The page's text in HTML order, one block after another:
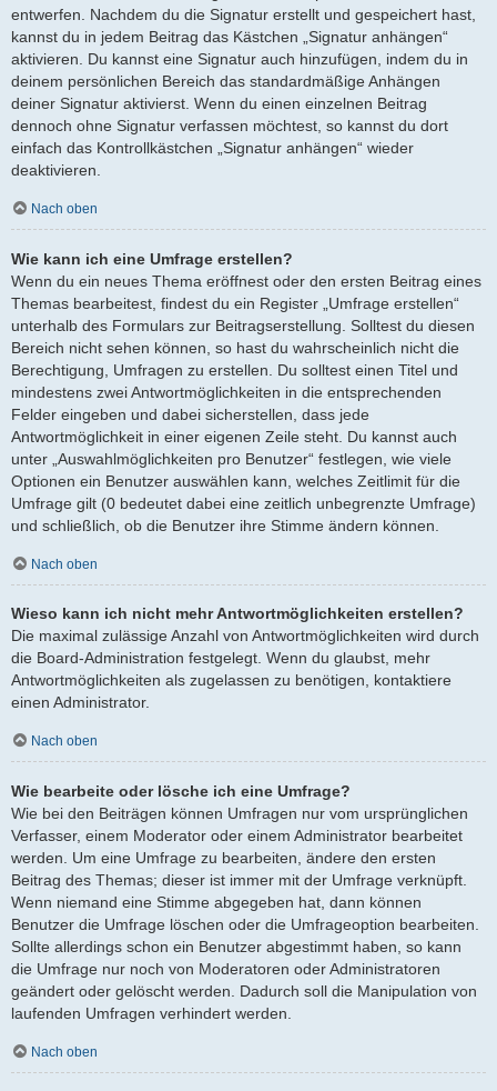
entwerfen. Nachdem du die Signatur erstellt und gespeichert hast,
kannst du in jedem Beitrag das Kästchen „Signatur anhängen“
aktivieren. Du kannst eine Signatur auch hinzufügen, indem du in
deinem persönlichen Bereich das standardmäßige Anhängen
deiner Signatur aktivierst. Wenn du einen einzelnen Beitrag
dennoch ohne Signatur verfassen möchtest, so kannst du dort
einfach das Kontrollkästchen „Signatur anhängen“ wieder
deaktivieren.
Nach oben
Wie kann ich eine Umfrage erstellen?
Wenn du ein neues Thema eröffnest oder den ersten Beitrag eines
Themas bearbeitest, findest du ein Register „Umfrage erstellen“
unterhalb des Formulars zur Beitragserstellung. Solltest du diesen
Bereich nicht sehen können, so hast du wahrscheinlich nicht die
Berechtigung, Umfragen zu erstellen. Du solltest einen Titel und
mindestens zwei Antwortmöglichkeiten in die entsprechenden
Felder eingeben und dabei sicherstellen, dass jede
Antwortmöglichkeit in einer eigenen Zeile steht. Du kannst auch
unter „Auswahlmöglichkeiten pro Benutzer“ festlegen, wie viele
Optionen ein Benutzer auswählen kann, welches Zeitlimit für die
Umfrage gilt (0 bedeutet dabei eine zeitlich unbegrenzte Umfrage)
und schließlich, ob die Benutzer ihre Stimme ändern können.
Nach oben
Wieso kann ich nicht mehr Antwortmöglichkeiten erstellen?
Die maximal zulässige Anzahl von Antwortmöglichkeiten wird durch
die Board-Administration festgelegt. Wenn du glaubst, mehr
Antwortmöglichkeiten als zugelassen zu benötigen, kontaktiere
einen Administrator.
Nach oben
Wie bearbeite oder lösche ich eine Umfrage?
Wie bei den Beiträgen können Umfragen nur vom ursprünglichen
Verfasser, einem Moderator oder einem Administrator bearbeitet
werden. Um eine Umfrage zu bearbeiten, ändere den ersten
Beitrag des Themas; dieser ist immer mit der Umfrage verknüpft.
Wenn niemand eine Stimme abgegeben hat, dann können
Benutzer die Umfrage löschen oder die Umfrageoption bearbeiten.
Sollte allerdings schon ein Benutzer abgestimmt haben, so kann
die Umfrage nur noch von Moderatoren oder Administratoren
geändert oder gelöscht werden. Dadurch soll die Manipulation von
laufenden Umfragen verhindert werden.
Nach oben